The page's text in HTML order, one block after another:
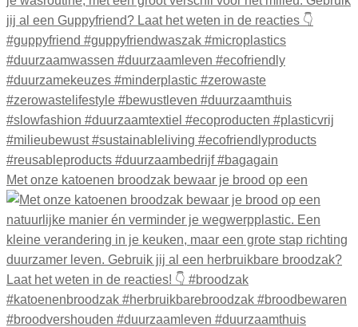
Met onze katoenen broodzak bewaar je brood op een